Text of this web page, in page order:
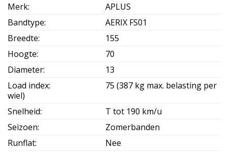
Merk:
APLUS
Bandtype:
AERIX FS01
Breedte:
155
Hoogte:
70
Diameter:
13
Load index:
75 (387 kg max. belasting per
wiel)
Snelheid:
T tot 190 km/u
Seizoen:
Zomerbanden
Runflat:
Nee